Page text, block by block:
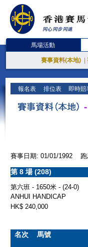
馬場活動
賽事資料(本地)
報名表 排位表 即時賠
賽事日期: 01/01/1992 跑
第 8 場 (208)
第六班 - 1650米 - (24-0)
ANHUI HANDICAP
HK$ 240,000
名次 馬號